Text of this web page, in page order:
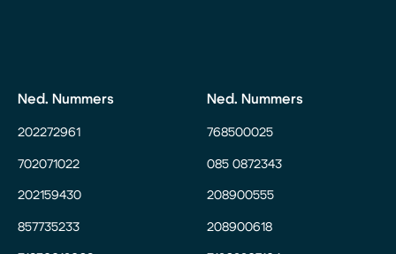
Ned. Nummers
202272961
702071022
202159430
857735233
Ned. Nummers
768500025
085 0872343
208900555
208900618